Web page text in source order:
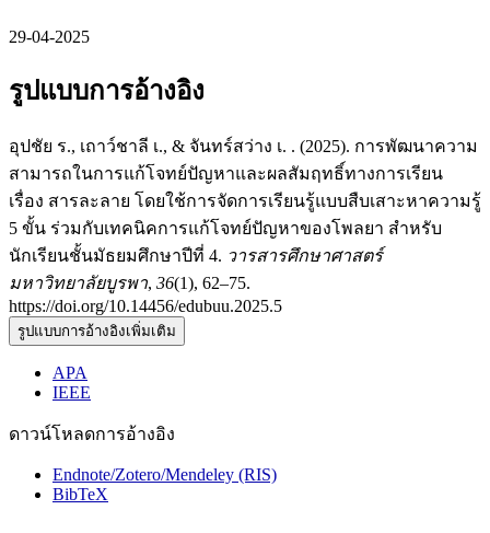
29-04-2025
รูปแบบการอ้างอิง
อุปชัย ร., เถาว์ชาลี เ., & จันทร์สว่าง เ. . (2025). การพัฒนาความ
สามารถในการแก้โจทย์ปัญหาและผลสัมฤทธิ์ทางการเรียน
เรื่อง สารละลาย โดยใช้การจัดการเรียนรู้แบบสืบเสาะหาความรู้
5 ขั้น ร่วมกับเทคนิคการแก้โจทย์ปัญหาของโพลยา สำหรับ
นักเรียนชั้นมัธยมศึกษาปีที่ 4. วารสารศึกษาศาสตร์
มหาวิทยาลัยบูรพา, 36(1), 62–75.
https://doi.org/10.14456/edubuu.2025.5
รูปแบบการอ้างอิงเพิ่มเติม
APA
IEEE
ดาวน์โหลดการอ้างอิง
Endnote/Zotero/Mendeley (RIS)
BibTeX